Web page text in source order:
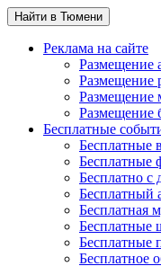
Найти в Тюмени
Реклама на сайте
Размещение
Размещение
Размещение
Размещение
Бесплатные
Бесплатные
Бесплатные
Бесплатно с
Бесплатный
Бесплатная
Бесплатные
Бесплатные
Бесплатное